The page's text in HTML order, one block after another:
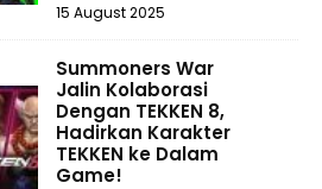
15 August 2025
Summoners War
Jalin Kolaborasi
Dengan TEKKEN 8,
Hadirkan Karakter
TEKKEN ke Dalam
Game!